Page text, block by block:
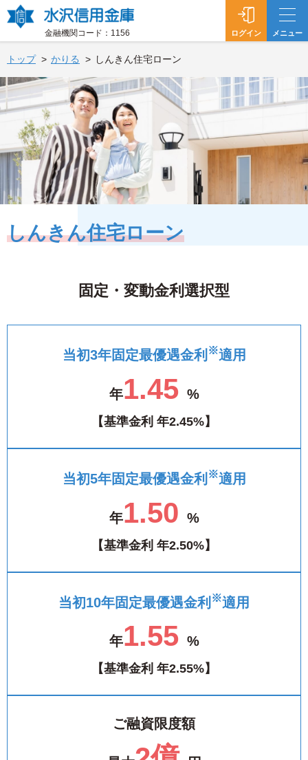
金融機関コード：1156 ログイン メニュー
トップ かりる しんきん住宅ローン
しんきん住宅ローン
固定・変動金利選択型
当初3年固定最優遇金利 ※適用
年1.45 %
【基準金利 年2.45%】
当初5年固定最優遇金利 ※適用
年1.50 %
【基準金利 年2.50%】
当初10年固定最優遇金利 ※適用
年1.55 %
【基準金利 年2.55%】
ご融資限度額